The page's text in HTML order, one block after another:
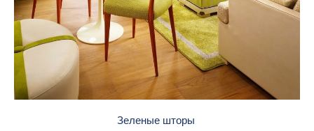
Зеленые шторы